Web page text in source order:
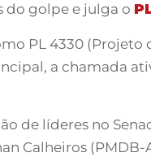
do golpe e julga o
PL 4330
a chamada
de líderes no
Calheiros (PMDB-